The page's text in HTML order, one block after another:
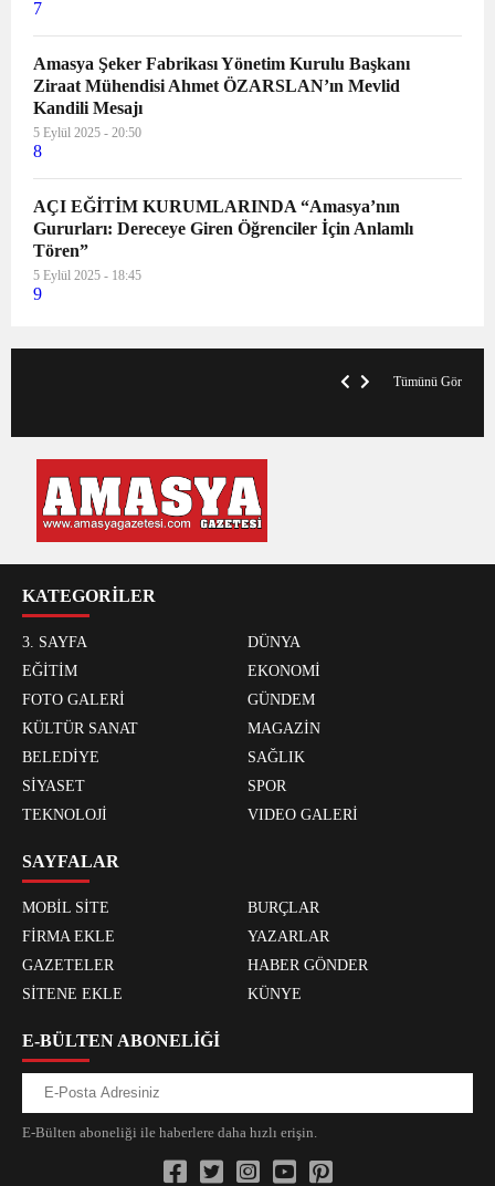
7
Amasya Şeker Fabrikası Yönetim Kurulu Başkanı
Ziraat Mühendisi Ahmet ÖZARSLAN’ın Mevlid
Kandili Mesajı
5 Eylül 2025 - 20:50
8
AÇI EĞİTİM KURUMLARINDA “Amasya’nın
Gururları: Dereceye Giren Öğrenciler İçin Anlamlı
Tören”
5 Eylül 2025 - 18:45
9
Tümünü Gör
KATEGORİLER
3. SAYFA
DÜNYA
EĞİTİM
EKONOMİ
FOTO GALERİ
GÜNDEM
KÜLTÜR SANAT
MAGAZİN
BELEDİYE
SAĞLIK
SİYASET
SPOR
TEKNOLOJİ
VIDEO GALERİ
SAYFALAR
MOBİL SİTE
BURÇLAR
FİRMA EKLE
YAZARLAR
GAZETELER
HABER GÖNDER
SİTENE EKLE
KÜNYE
E-BÜLTEN ABONELİĞİ
E-Bülten aboneliği ile haberlere daha hızlı erişin.